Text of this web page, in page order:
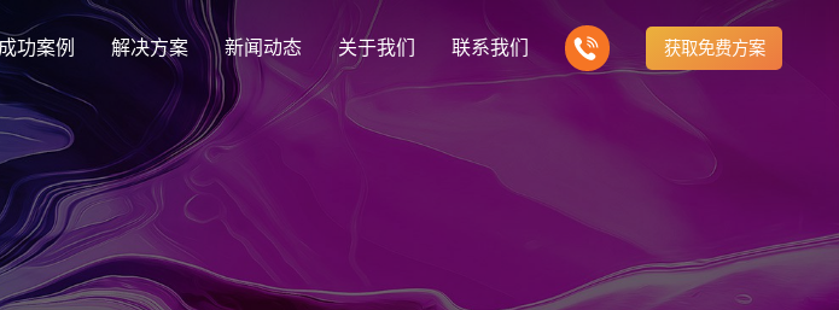
型网站建设
高端网站设计
企业营销型网站建设
成功案例
网站
上市公司
行业门户网站
行业门户网站平台开发
解决方案
觉设计与互动策划方案 多样化产品总有一个满足你的需求
新闻动态
约 建站知识
Website building knowledge
关于我们
绍
联网品牌建设
公司团队
我们的团队协作精神
联系我们 获取免费方案